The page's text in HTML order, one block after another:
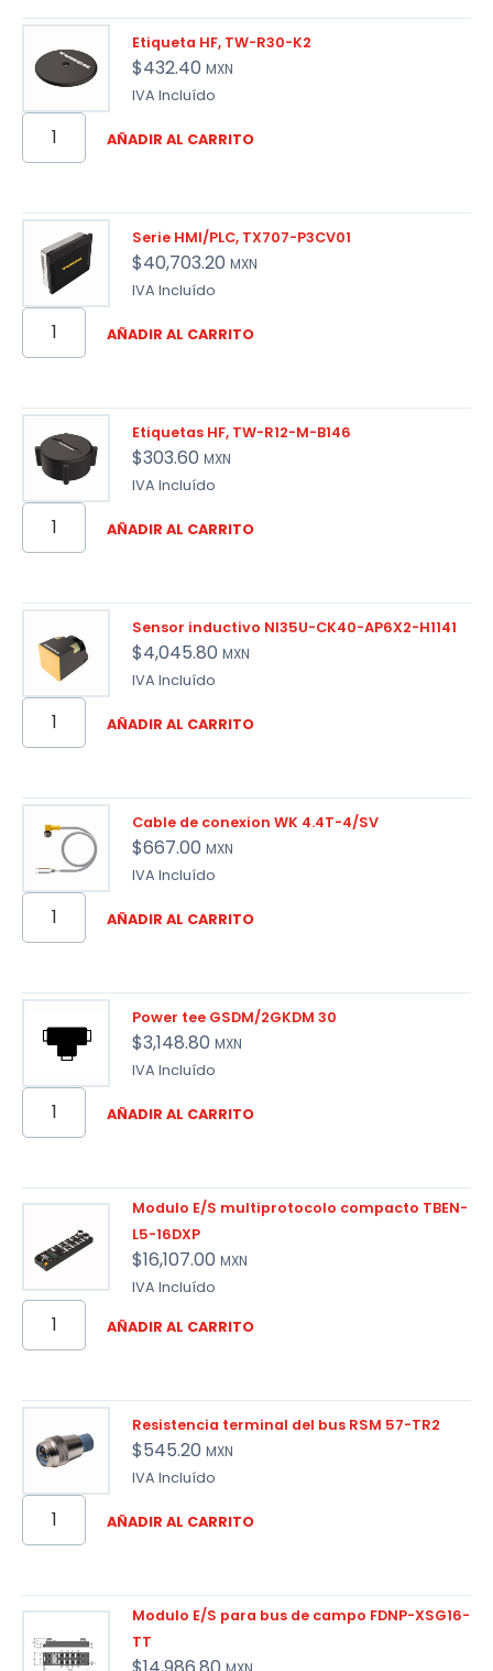
Etiqueta HF, TW-R30-K2
$432.40 MXN
IVA Incluído
AÑADIR AL CARRITO
Serie HMI/PLC, TX707-P3CV01
$40,703.20 MXN
IVA Incluído
AÑADIR AL CARRITO
Etiquetas HF, TW-R12-M-B146
$303.60 MXN
IVA Incluído
AÑADIR AL CARRITO
Sensor inductivo NI35U-CK40-AP6X2-H1141
$4,045.80 MXN
IVA Incluído
AÑADIR AL CARRITO
Cable de conexion WK 4.4T-4/SV
$667.00 MXN
IVA Incluído
AÑADIR AL CARRITO
Power tee GSDM/2GKDM 30
$3,148.80 MXN
IVA Incluído
AÑADIR AL CARRITO
Modulo E/S multiprotocolo compacto TBEN-
L5-16DXP
$16,107.00 MXN
IVA Incluído
AÑADIR AL CARRITO
Resistencia terminal del bus RSM 57-TR2
$545.20 MXN
IVA Incluído
AÑADIR AL CARRITO
Modulo E/S para bus de campo FDNP-XSG16-
TT